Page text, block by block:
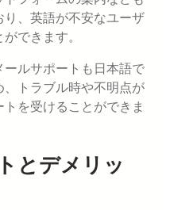
、英語が不安なユーザ
できます。
ルサポートも日本語で
トラブル時や不明点が
を受けることができま
とデメリッ